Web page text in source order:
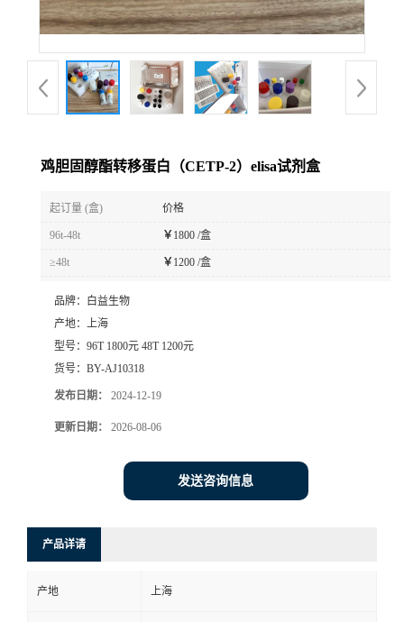
鸡胆固醇酯转移蛋白（CETP-2）elisa试剂盒
起订量 (盒) 价格
96t-48t ￥ 1800 /盒
≥48t ￥ 1200 /盒
品牌：
白益生物
产地： 上海
型号： 96T 1800元 48T 1200元
货号： BY-AJ10318
发布日期： 2024-12-19
更新日期： 2026-08-06
发送咨询信息
产品详请
产地 上海